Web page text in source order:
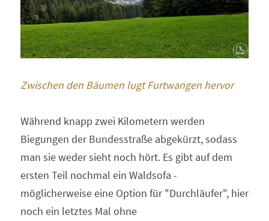
Zwischen den Bäumen lugt Furtwangen hervor
Während knapp zwei Kilometern werden
Biegungen der Bundesstraße abgekürzt, sodass
man sie weder sieht noch hört. Es gibt auf dem
ersten Teil nochmal ein Waldsofa -
möglicherweise eine Option für "Durchläufer", hier
noch ein letztes Mal ohne